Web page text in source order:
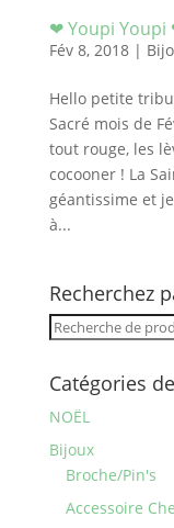
❤ Youpi Youpi
Fév 8, 2018|
Hello petite
Sacré mois de
tout rouge, les
cocooner ! La
géantissime et
à...
Recherchez
Recherche
Catégories
NOËL
Bijoux
Broche/Pin's
Accessoire